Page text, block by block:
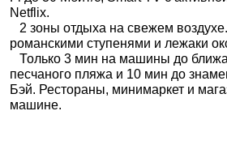
Netflix.
2 зоны отдыха на свежем
романскими ступенями и лежаки
Только 3 мин на машины до
песчаного пляжа и 10 мин до
Бэй. Рестораны, минимаркет и
машине.